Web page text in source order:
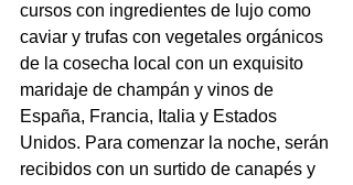
cursos con ingredientes de lujo como
caviar y trufas con vegetales orgánicos
de la cosecha local con un exquisito
maridaje de champán y vinos de
España, Francia, Italia y Estados
Unidos. Para comenzar la noche, serán
recibidos con un surtido de canapés y